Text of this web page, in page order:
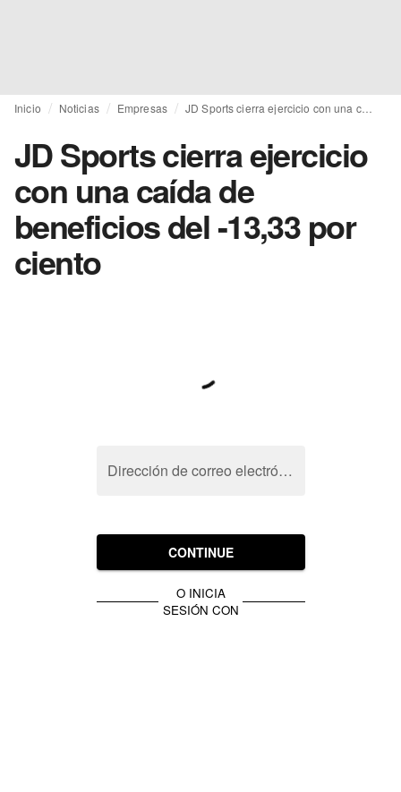
Inicio Noticias Empresas JD Sports cierra ejercicio con una caída de beneficios del -13,33 por ciento
JD Sports cierra ejercicio
con una caída de
beneficios del -13,33 por
ciento
Dirección de correo electrónico
CONTINUE
O INICIA
SESIÓN CON